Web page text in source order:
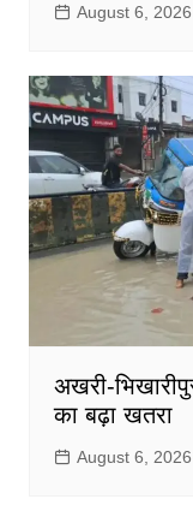
August 6, 2026
अखरी-
का बढ़ा खतरा
August 6, 2026